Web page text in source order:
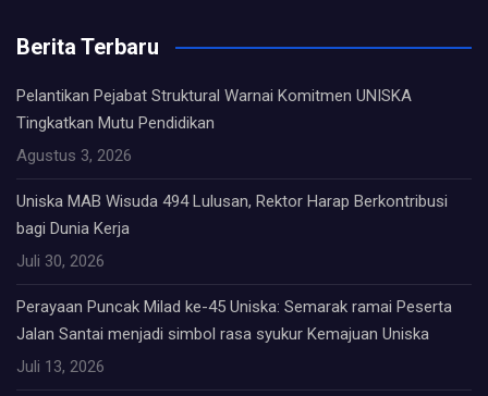
Berita Terbaru
Pelantikan Pejabat Struktural Warnai Komitmen UNISKA
Tingkatkan Mutu Pendidikan
Agustus 3, 2026
Uniska MAB Wisuda 494 Lulusan, Rektor Harap Berkontribusi
bagi Dunia Kerja
Juli 30, 2026
Perayaan Puncak Milad ke-45 Uniska: Semarak ramai Peserta
Jalan Santai menjadi simbol rasa syukur Kemajuan Uniska
Juli 13, 2026